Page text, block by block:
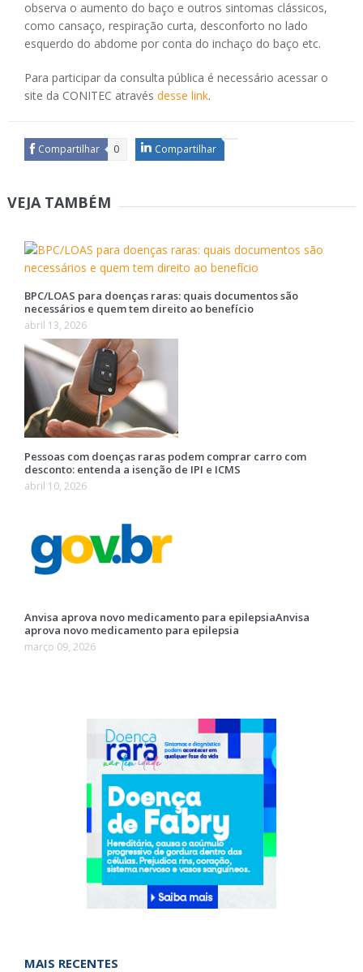
observa o aumento do baço e outros sintomas clássicos,
como cansaço, respiração curta, desconforto no lado
esquerdo do abdome por conta do inchaço do baço etc.
Para participar da consulta pública é necessário acessar o
site da CONITEC através desse link.
Compartilhar 0 Compartilhar
VEJA TAMBÉM
BPC/LOAS para doenças raras: quais documentos são
necessários e quem tem direito ao benefício
abril 13, 2026
Pessoas com doenças raras podem comprar carro com
desconto: entenda a isenção de IPI e ICMS
abril 10, 2026
Anvisa aprova novo medicamento para epilepsiaAnvisa
aprova novo medicamento para epilepsia
março 09, 2026
MAIS RECENTES